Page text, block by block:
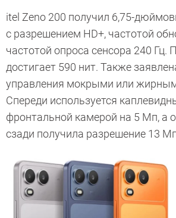
itel Zeno 200 получил 6,75-
с разрешением HD+, частотой
частотой опроса сенсора 240 Гц.
достигает 590 нит. Также
управления мокрыми или
Спереди используется
фронтальной камерой на 5 Мп, а
сзади получила разрешение 13